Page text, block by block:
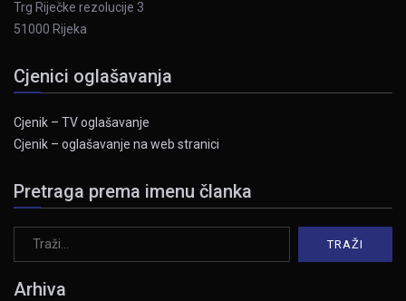
Trg Riječke rezolucije 3
51000 Rijeka
Cjenici oglašavanja
Cjenik – TV oglašavanje
Cjenik – oglašavanje na web stranici
Pretraga prema imenu članka
Arhiva